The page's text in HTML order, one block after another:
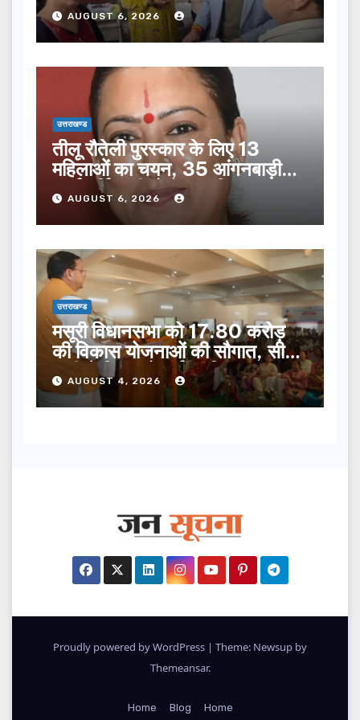
सूची से न छूटे…
AUGUST 6, 2026
उत्तराखण्ड
तीलू रौतेली पुरस्कार के लिए 13
महिलाओं का चयन, 35 आंगनबाड़ी
कार्यकर्तियां भी होंगी सम्मानित…
AUGUST 6, 2026
उत्तराखण्ड
मसूरी विधानसभा को 17.80 करोड़
की विकास योजनाओं की सौगात, सीएम
धामी ने किया लोकार्पण-शिलान्यास.
AUGUST 4, 2026
Proudly powered by WordPress | Theme: Newsup by
Themeansar.
Home Blog Home